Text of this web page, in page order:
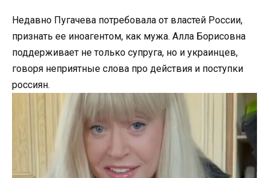
Недавно Пугачева потребовала от властей России,
признать ее иноагентом, как мужа. Алла Борисовна
поддерживает не только супруга, но и украинцев,
говоря неприятные слова про действия и поступки
россиян.